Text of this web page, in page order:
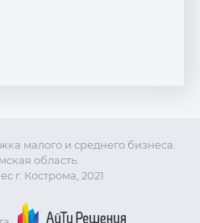
малого и среднего бизнеса.
область.
г. Кострома, 2021